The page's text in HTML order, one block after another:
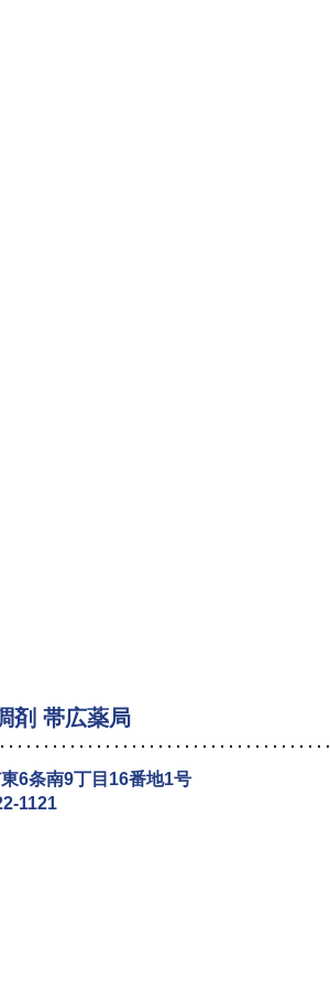
剤 帯広薬局
6条南9丁目16番地1号
1121